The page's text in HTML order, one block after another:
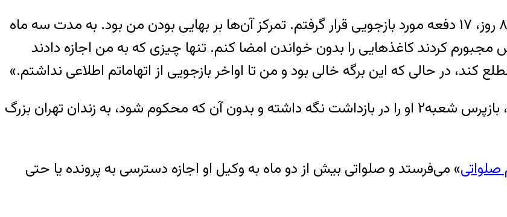
او سپس به شرح بازجویی‌هایش می‌پردازد: «در حدود ۸۰ روز، ۱۷ دفعه مورد بازجویی قرار گرفتم. تمرکز آن‌ها بر بهایی بودن من بود. به مدت سه ماه
مجبورم کردند کاغذهایی را بدون خواندن امضا کنم. تنها چیزی که به من اجازه دادند
کند، در حالی که این برگه خالی بود و من تا اواخر بازجویی از اتهاماتم اطلاعی نداشتم.»
حامی بهادری تعریف می‌کند که «محمود حاجی مرادی»، بازپرس شعبه‌۲ او را در بازداشت نگه داشته و بدون آن‌ که محکوم شود، به زندان تهران بزرگ
صلواتی» می‌فرستد و صلواتی بیش از دو ماه به وکیل او اجازه‌ دسترسی به پرونده یا حتی